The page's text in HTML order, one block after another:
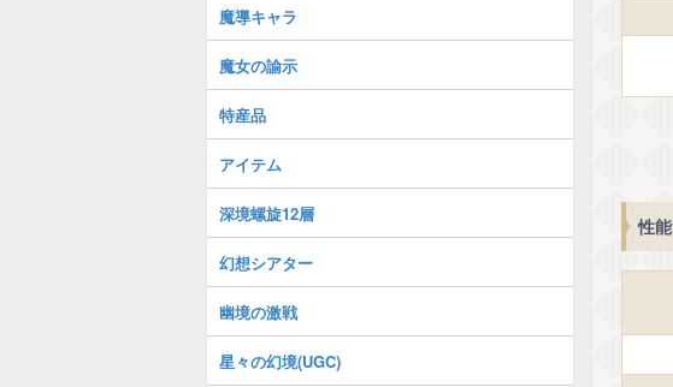
性能
魔導キャラ
魔女の諭示
特産品
アイテム
深境螺旋12層
幻想シアター
幽境の激戦
星々の幻境(UGC)